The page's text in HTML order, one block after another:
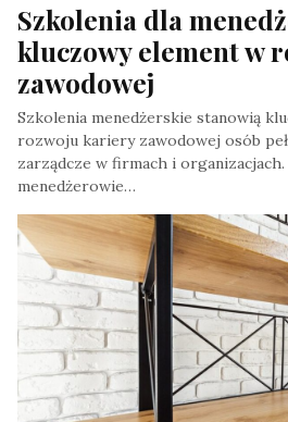
Szkolenia dla
kluczowy element w
zawodowej
Szkolenia menedżerskie stanowią
rozwoju kariery zawodowej osób
zarządcze w firmach i
menedżerowie…
By Redakcja , In Styl Życia, At 29 Lutego, 2024